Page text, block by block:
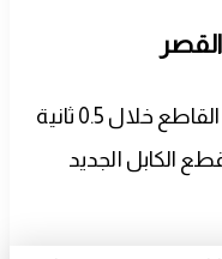
إذا كان أقصى تيار القصرالذي يتحمله القاطع خلال 0.5 ثانية
مقطع الكابل الجديد